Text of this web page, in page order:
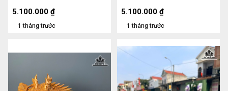
1 tháng trước
5.100.000 ₫
1 tháng trước
5.100.000 ₫